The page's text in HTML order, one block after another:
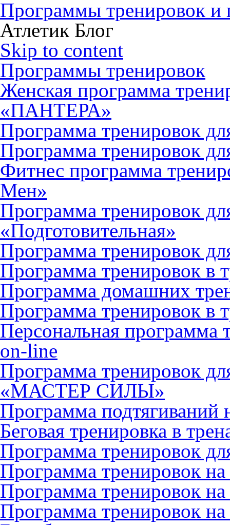
Программы тренировок и
Атлетик Блог
Skip to content
Программы тренировок
Женская программа
«ПАНТЕРА»
Программа тренировок
Программа тренировок
Фитнес программа
Мен»
Программа тренировок
«Подготовительная»
Программа тренировок
Программа тренировок в
Программа домашних
Программа тренировок в
Персональная программа
on-line
Программа тренировок
«МАСТЕР СИЛЫ»
Программа подтягиваний
Беговая тренировка в
Программа тренировок
Программа тренировок
Программа тренировок
Программа тренировок